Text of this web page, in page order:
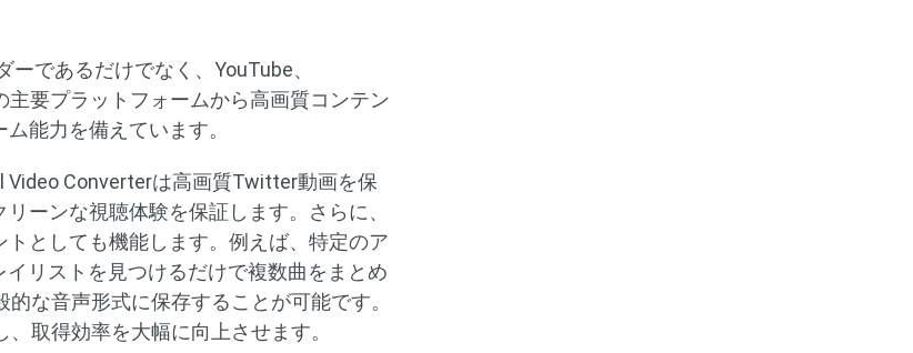
であるだけでなく、YouTube、
主要プラットフォームから高画質コンテン
能力を備えています。
Converterは高画質Twitter動画を保
ーンな視聴体験を保証します。さらに、
としても機能します。例えば、特定のア
リストを見つけるだけで複数曲をまとめ
な音声形式に保存することが可能です。
取得効率を大幅に向上させます。